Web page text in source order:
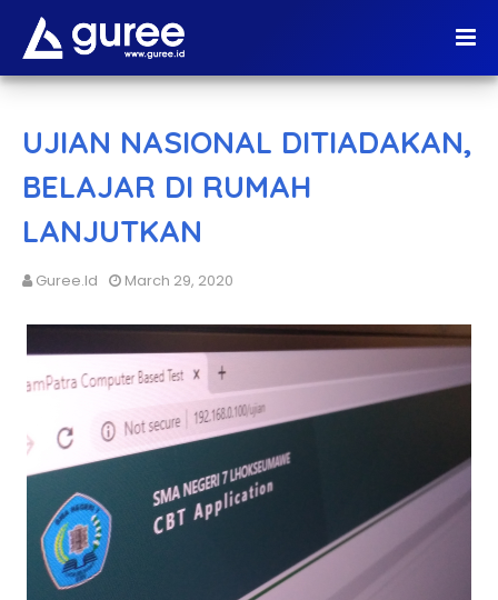
UJIAN NASIONAL DITIADAKAN,
BELAJAR DI RUMAH
LANJUTKAN
Guree.id March 29, 2020